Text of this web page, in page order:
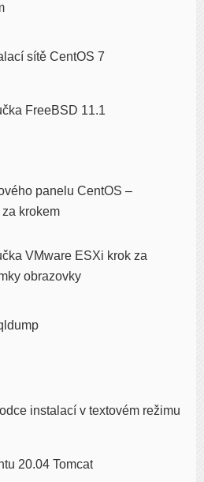
sítě CentOS 7
FreeBSD 11.1
panelu CentOS –
krokem
VMware ESXi krok za
obrazovky
instalací v textovém režimu
20.04 Tomcat